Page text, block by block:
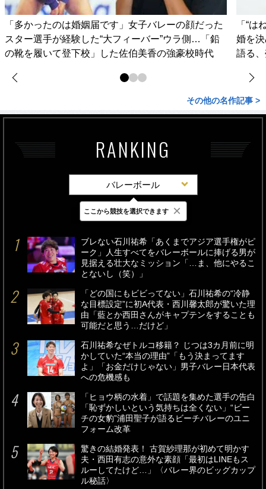
「多かったのは婚姻届です」女子バレーの顔だった
スター選手が経験した“大フィーバー”ウラ側…「鉛
の靴を履いて登下校」した佐伯美香の強豪校時代
「“
婚を
語る
その他の名作記事 >
RANKING
バレーボール
最新 24時間 週間
ブレない石川祐希「あくまでアジア選手権がピ
ーク」人生すべてをバレーボールに捧げる男が
見据える壮大なミッション「…ま、他にやるこ
とないし（笑）」
「どの国にもビビってない」石川祐希の“冷静
な目標設定”に初A代表・西川馨太郎が驚いた理
由「藍とか西田さんがキャプテンをすることも
可能だと思う…だけど」
石川祐希なぜトルコ移籍？ じつは3カ月前に明
かしていた“本当の理由”「もう決まってます
よ」「お金だけじゃない」男子バレー日本代表
への危機感も
「ヒョウ柄の水着」で話題を集めた選手の告白
「恥ずかしいという気持ちは全くない」“ビー
チの女豹”浦田聖子が語るビーチバレーのユニ
フォーム改革
驚きの結婚発表！ 古賀紗理那が初めて明かす
夫・西田有志の意外な素顔「最初はLINEもス
ルーしてたけど…」〈バレー界のビッグカップ
ル秘話〉
ここから競技を選択できます ×